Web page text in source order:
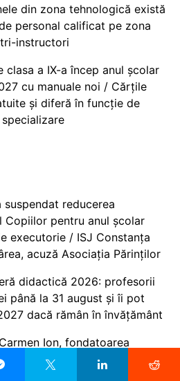
din zona tehnologică există
personal calificat pe zona
instructori
clasa a IX-a încep anul școlar
cu manuale noi / Cărțile
și diferă în funcție de
reducerea
Copiilor pentru anul școlar
executorie / ISJ Constanța
acuză Asociația Părinților
didactică 2026: profesorii
până la 31 august și îi pot
dacă rămân în învățământ
Ion, fondatoarea
Boovie: Acum 12 ani am